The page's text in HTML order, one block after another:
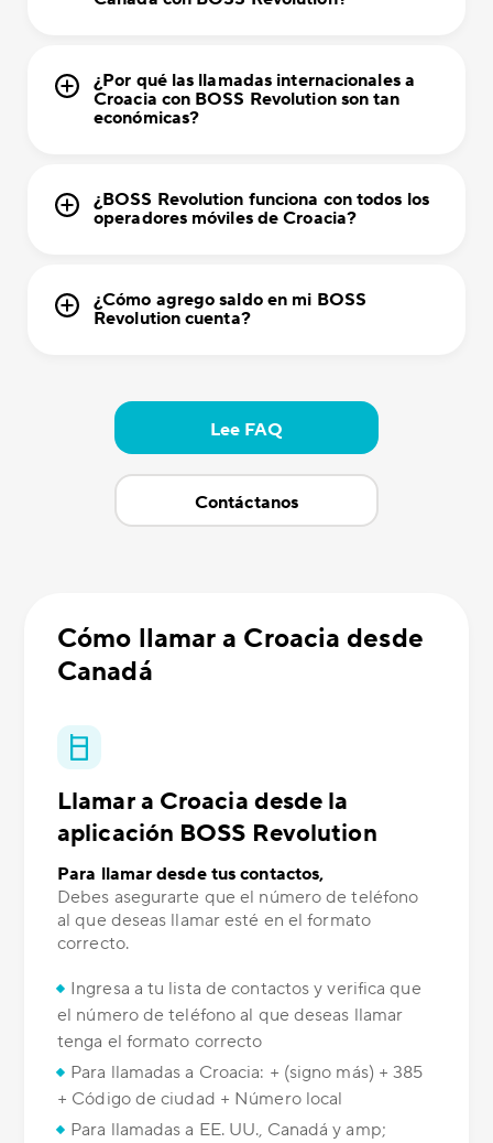
¿Por qué las llamadas internacionales a
Croacia con BOSS Revolution son tan
económicas?
¿BOSS Revolution funciona con todos los
operadores móviles de Croacia?
¿Cómo agrego saldo en mi BOSS
Revolution cuenta?
Lee FAQ
Contáctanos
Cómo llamar a Croacia desde
Canadá
Llamar a Croacia desde la
aplicación BOSS Revolution
Para llamar desde tus contactos,
Debes asegurarte que el número de teléfono
al que deseas llamar esté en el formato
correcto.
Ingresa a tu lista de contactos y verifica que
el número de teléfono al que deseas llamar
tenga el formato correcto
Para llamadas a Croacia: + (signo más) + 385
+ Código de ciudad + Número local
Para llamadas a EE. UU., Canadá y amp;